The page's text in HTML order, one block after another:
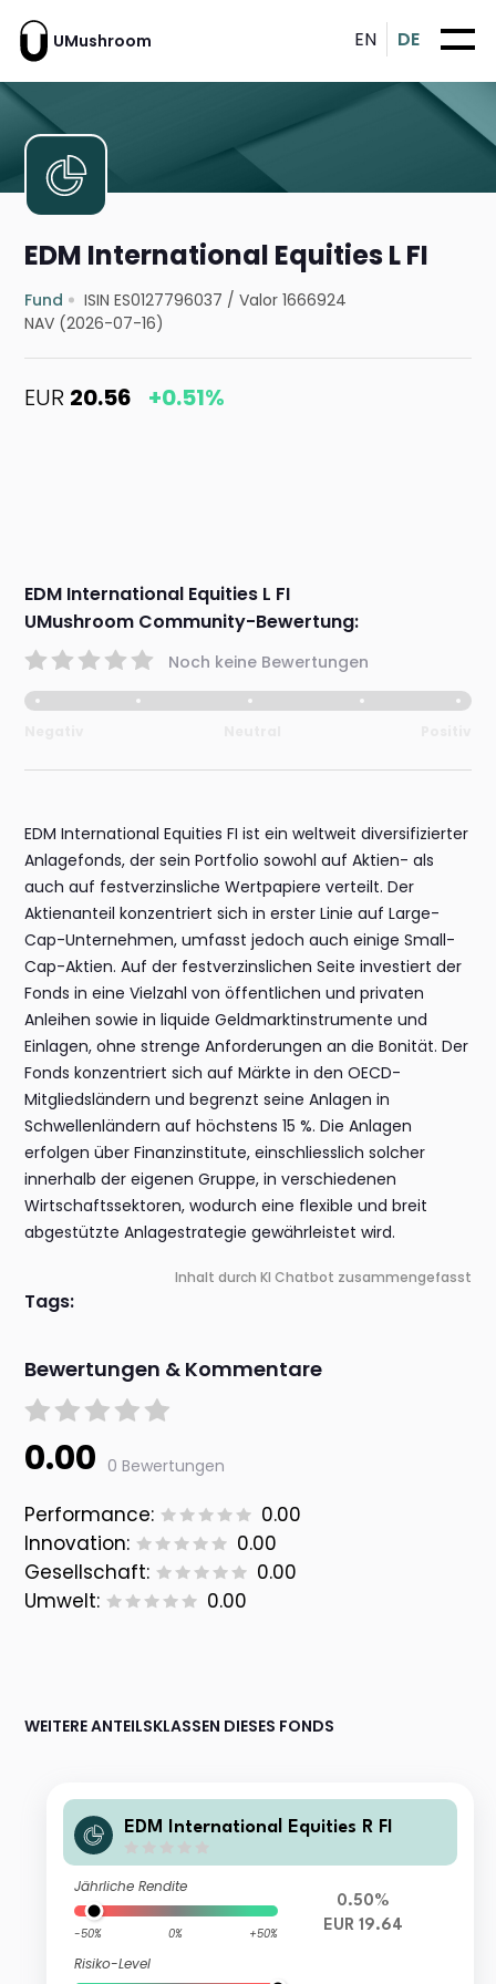
UMushroom EN DE
EDM International Equities L FI
Fund ISIN ES0127796037 /Valor 1666924
NAV (2026-07-16)
EUR 20.56 +0.51%
EDM International Equities L FI
UMushroom Community-Bewertung:
Noch keine Bewertungen
EDM International Equities FI ist ein weltweit diversifizierter
Anlagefonds, der sein Portfolio sowohl auf Aktien- als
auch auf festverzinsliche Wertpapiere verteilt. Der
Aktienanteil konzentriert sich in erster Linie auf Large-
Cap-Unternehmen, umfasst jedoch auch einige Small-
Cap-Aktien. Auf der festverzinslichen Seite investiert der
Fonds in eine Vielzahl von öffentlichen und privaten
Anleihen sowie in liquide Geldmarktinstrumente und
Einlagen, ohne strenge Anforderungen an die Bonität. Der
Fonds konzentriert sich auf Märkte in den OECD-
Mitgliedsländern und begrenzt seine Anlagen in
Schwellenländern auf höchstens 15 %. Die Anlagen
erfolgen über Finanzinstitute, einschliesslich solcher
innerhalb der eigenen Gruppe, in verschiedenen
Wirtschaftssektoren, wodurch eine flexible und breit
abgestützte Anlagestrategie gewährleistet wird.
Inhalt durch KI Chatbot zusammengefasst
Tags:
Bewertungen & Kommentare
0.00 0 Bewertungen
Performance:
0.00
Innovation:
0.00
Gesellschaft:
0.00
Umwelt:
0.00
WEITERE ANTEILSKLASSEN DIESES FONDS
EDM International Equities R FI
Jährliche Rendite
-50% 0% +50%
Risiko-Level
0.50%
EUR 19.64